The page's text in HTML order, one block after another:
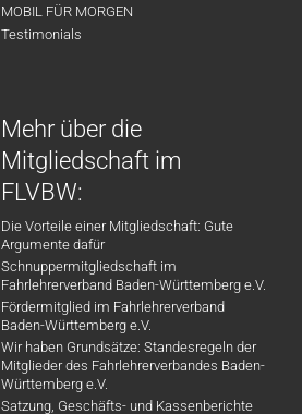
MOBIL FÜR MORGEN
Testimonials
Mehr über die
Mitgliedschaft im
FLVBW:
Die Vorteile einer Mitgliedschaft: Gute
Argumente dafür
Schnuppermitgliedschaft im
Fahrlehrerverband Baden-Württemberg e.V.
Fördermitglied im Fahrlehrerverband
Baden-Württemberg e.V.
Wir haben Grundsätze: Standesregeln der
Mitglieder des Fahrlehrerverbandes Baden-
Württemberg e.V.
Satzung, Geschäfts- und Kassenberichte